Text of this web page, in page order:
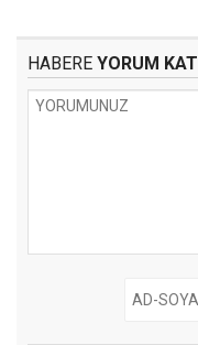
HABERE YORUM KAT